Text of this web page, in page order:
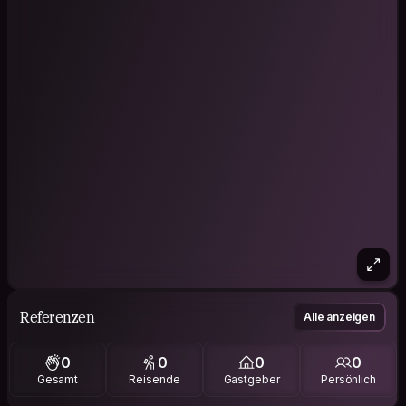
Referenzen Alle anzeigen
0
Gesamt
0
Reisende
0
Gastgeber
0
Persönlich